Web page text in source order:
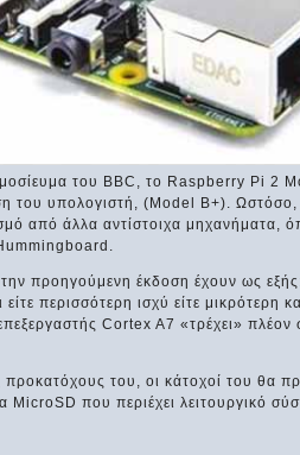
του BBC, το Raspberry Pi 2
του υπολογιστή, (Model B+). Ωστόσο,
από άλλα αντίστοιχα
προηγούμενη έκδοση έχουν ως
περισσότερη ισχύ είτε μικρότερη
Cortex A7 «τρέχει»
προκατόχους του, οι κάτοχοί του θα
MicroSD που περιέχει λειτουργικό